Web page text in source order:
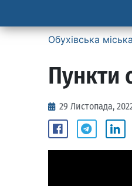
Обухівська
Пункти
29 Листопада,